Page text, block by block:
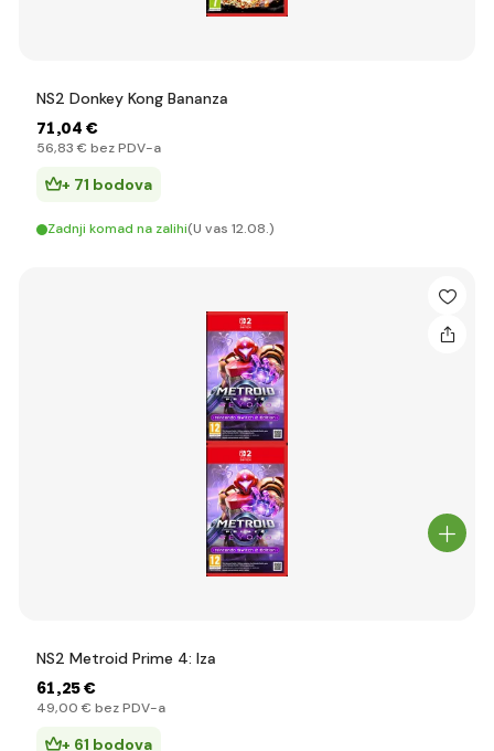
NS2 Donkey Kong Bananza
71,04 €
56,83 € bez PDV-a
+ 71 bodova
Zadnji komad na zalihi(U vas 12.08.)
NS2 Metroid Prime 4: Iza
61,25 €
49,00 € bez PDV-a
+ 61 bodova